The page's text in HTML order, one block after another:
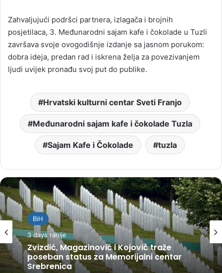
Zahvaljujući podršci partnera, izlagača i brojnih
posjetilaca, 3. Međunarodni sajam kafe i čokolade u Tuzli
završava svoje ovogodišnje izdanje sa jasnom porukom:
dobra ideja, predan rad i iskrena želja za povezivanjem
ljudi uvijek pronađu svoj put do publike.
Hrvatski kulturni centar Sveti Franjo
Međunarodni sajam kafe i čokolade Tuzla
Sajam Kafe i Čokolade tuzla
BiH
3 days ranije
Zvizdić, Magazinović i Kojović traže
poseban status za Memorijalni centar
Srebrenica